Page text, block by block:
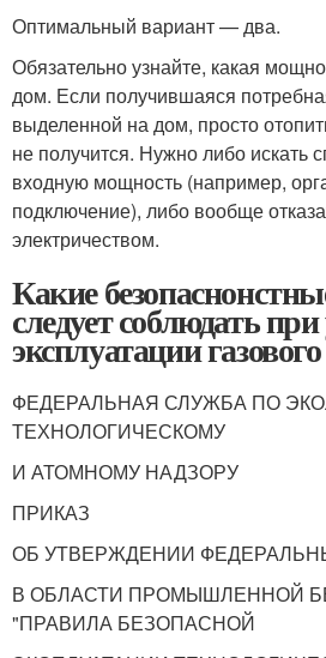
Оптимальный вариант — два.
Обязательно узнайте, какая
дом. Если получившаяся
выделенной на дом, просто
не получится. Нужно либо искать
входную мощность (например,
подключение), либо вообще
электричеством.
Какие
следует соблюдать
эксплуатации
ФЕДЕРАЛЬНАЯ СЛУЖБА ПО
ТЕХНОЛОГИЧЕСКОМУ
И АТОМНОМУ НАДЗОРУ
ПРИКАЗ
ОБ УТВЕРЖДЕНИИ
В ОБЛАСТИ ПРОМЫШЛЕННОЙ
"ПРАВИЛА БЕЗОПАСНОЙ